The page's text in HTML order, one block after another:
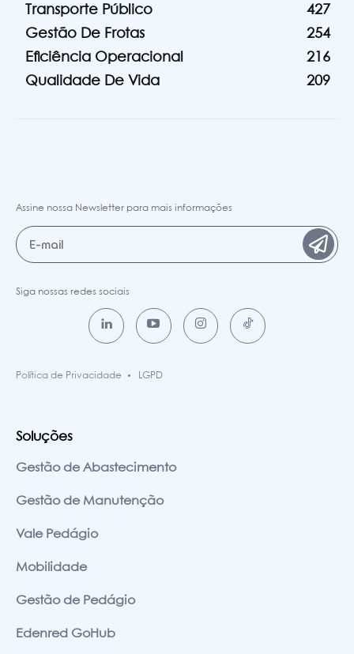
Transporte Público
427
Gestão De Frotas
254
Eficiência Operacional
216
Qualidade De Vida
209
Assine nossa Newsletter para mais informações
Siga nossas redes sociais
Política de Privacidade LGPD
Soluções
Gestão de Abastecimento
Gestão de Manutenção
Vale Pedágio
Mobilidade
Gestão de Pedágio
Edenred GoHub